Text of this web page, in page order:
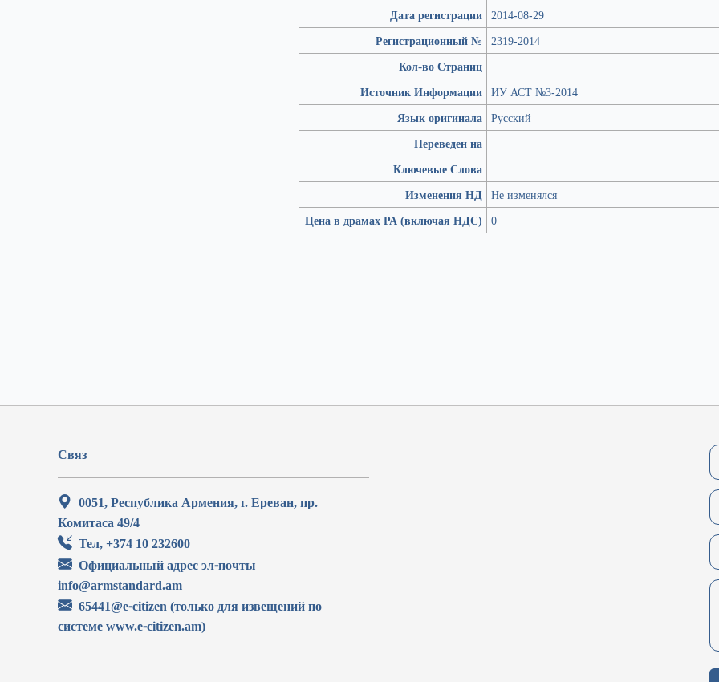
Дата регистрации 2014-08-29
Регистрационный №
2319-2014
Кол-во Страниц
Источник Информации ИУ АСТ №3-2014
Язык оригинала Русский
Переведен на
Ключевые Слова
Изменения НД Не изменялся
Цена в драмах РА (включая НДС)
0
Связ
0051, Республика Армения, г. Ереван, пр.
Комитаса 49/4
Тел, +374 10 232600
Официальный адрес эл-почты
info@armstandard.am
65441@e-citizen (только для извещений по
системе www.e-citizen.am)